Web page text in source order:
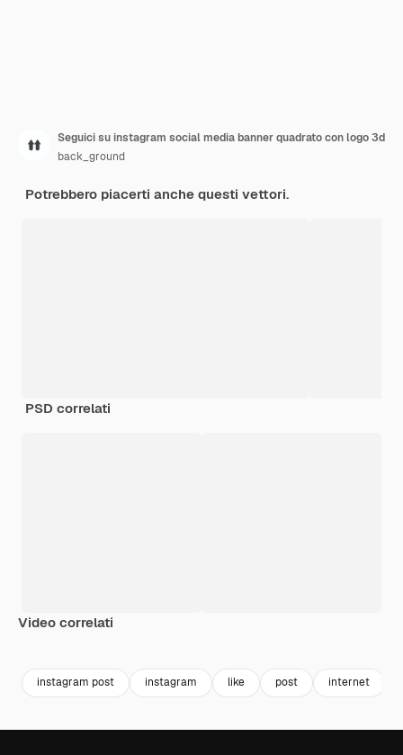
Seguici su instagram social media banner quadrato con logo 3d
back_ground
Potrebbero piacerti anche questi vettori.
PSD correlati
Video correlati
instagram post instagram like post internet